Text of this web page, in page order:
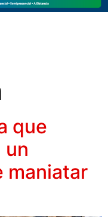
que
un
maniatar